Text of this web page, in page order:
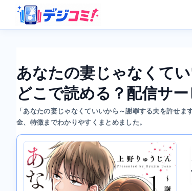
あなたの妻じゃなくて
どこで読める？配信サ
「あなたの妻じゃなくていいから～謝罪する夫を許せ
金、特徴までわかりやすくまとめました。